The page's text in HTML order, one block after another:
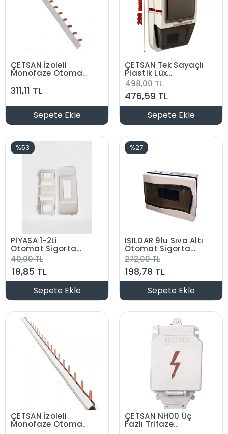
ÇETSAN İzoleli
Monofaze Otomat
13X5mm (30 Diş)
311,11 TL
Sepete Ekle
ÇETSAN Tek Sayaçlı
Plastik Lüx
Monofaze Sıva
Üstü Dijital Sayaç
Kutusu 1 Monofaze
Saat
498,00 TL
476,59 TL
Sepete Ekle
%53
PİYASA 1-2Li
Otomat Sigorta
Kutusu Mühürlü
40,00 TL
18,85 TL
Sepete Ekle
%27
IŞILDAR 9lu Sıva Altı
Otomat Sigorta
Kutusu S. A. Plastik
272,00 TL
198,78 TL
Sepete Ekle
ÇETSAN İzoleli
Monofaze Otomat
ÇETSAN NH00 Üç
Fazlı Trifaze